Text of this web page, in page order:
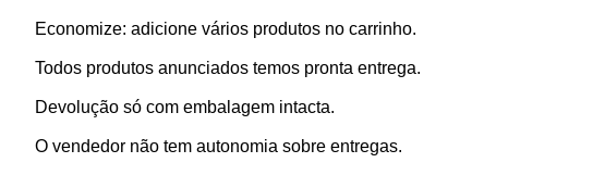
Economize: adicione vários produtos no carrinho.
Todos produtos anunciados temos pronta entrega.
Devolução só com embalagem intacta.
O vendedor não tem autonomia sobre entregas.